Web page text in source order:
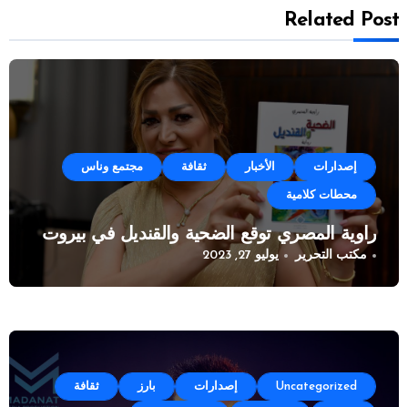
Related Post
إصدارات الأخبار ثقافة مجتمع وناس
محطات كلامية
راوية المصري توقع الضحية والقنديل في بيروت
مكتب التحرير يوليو 27, 2023
Uncategorized إصدارات بارز ثقافة